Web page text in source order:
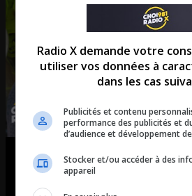
Alimentation
de bœuf marinée au
Radio X demande votre
utiliser vos données à
dans les cas
Publicités et contenu
performance des publicités et
d’audience et développement
Stocker et/ou accéder à des
appareil